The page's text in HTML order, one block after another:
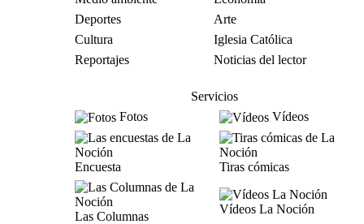
Deportes
Arte
Cultura
Iglesia Católica
Reportajes
Noticias del lector
Servicios
Fotos
Vídeos
Encuesta Tiras cómicas
Las Columnas
Vídeos La Noción